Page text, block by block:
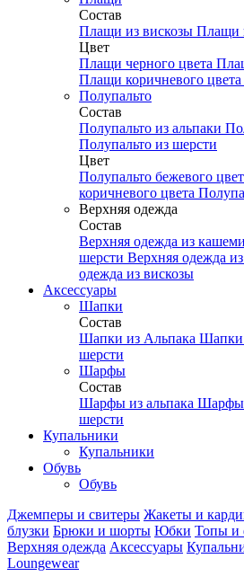
Состав
Плащи из вискозы Плащи
Цвет
Плащи черного цвета
Плащи коричневого цвета
Полупальто
Состав
Полупальто из альпаки
Полупальто из шерсти
Цвет
Полупальто бежевого
коричневого цвета
Верхняя одежда
Состав
Верхняя одежда из
шерсти Верхняя одежда
одежда из вискозы
Аксесcуары
Шапки
Состав
Шапки из Альпака Шапки
шерсти
Шарфы
Состав
Шарфы из альпака Шарфы
шерсти
Купальники
Купальники
Обувь
Обувь
Джемперы и свитеры Жакеты и
блузки Брюки и шорты Юбки Топы и
Верхняя одежда Аксесcуары
Loungewear